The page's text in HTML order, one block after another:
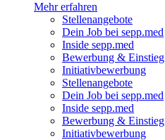
Mehr erfahren
Stellenangebote
Dein Job bei sepp.med
Inside sepp.med
Bewerbung & Einstieg
Initiativbewerbung
Stellenangebote
Dein Job bei sepp.med
Inside sepp.med
Bewerbung & Einstieg
Initiativbewerbung